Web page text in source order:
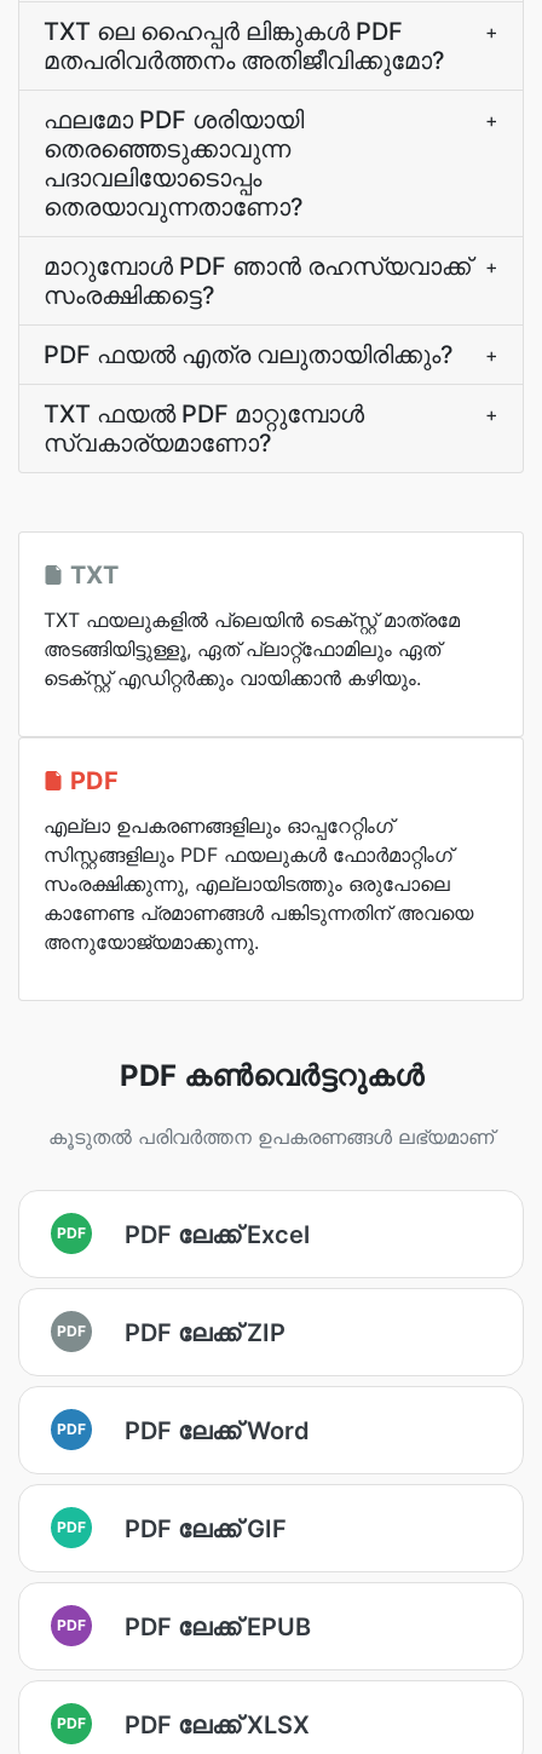
TXT ലെ ഹൈപ്പര്‍ ലിങ്കുകള്‍ PDF
മതപരിവർത്തനം അതിജീവിക്കുമോ?
+
ഫലമോ PDF ശരിയായി
തെരഞ്ഞെടുക്കാവുന്ന
പദാവലിയോടൊപ്പം
തെരയാവുന്നതാണോ?
+
മാറുമ്പോള്‍ PDF ഞാന്‍ രഹസ്യവാക്ക്
സംരക്ഷിക്കട്ടെ?
+
PDF ഫയല്‍ എത്ര വലുതായിരിക്കും? +
TXT ഫയല്‍ PDF മാറ്റുമ്പോള്‍
സ്വകാര്യമാണോ?
+
TXT
TXT ഫയലുകളിൽ പ്ലെയിൻ ടെക്സ്റ്റ് മാത്രമേ
അടങ്ങിയിട്ടുള്ളൂ, ഏത് പ്ലാറ്റ്‌ഫോമിലും ഏത്
ടെക്സ്റ്റ് എഡിറ്റർക്കും വായിക്കാൻ കഴിയും.
PDF
എല്ലാ ഉപകരണങ്ങളിലും ഓപ്പറേറ്റിംഗ്
സിസ്റ്റങ്ങളിലും PDF ഫയലുകൾ ഫോർമാറ്റിംഗ്
സംരക്ഷിക്കുന്നു, എല്ലായിടത്തും ഒരുപോലെ
കാണേണ്ട പ്രമാണങ്ങൾ പങ്കിടുന്നതിന് അവയെ
അനുയോജ്യമാക്കുന്നു.
PDF കൺവെർട്ടറുകൾ
കൂടുതൽ പരിവർത്തന ഉപകരണങ്ങൾ ലഭ്യമാണ്
PDF PDF ലേക്ക് Excel
PDF PDF ലേക്ക് ZIP
PDF PDF ലേക്ക് Word
PDF PDF ലേക്ക് GIF
PDF PDF ലേക്ക് EPUB
PDF PDF ലേക്ക് XLSX